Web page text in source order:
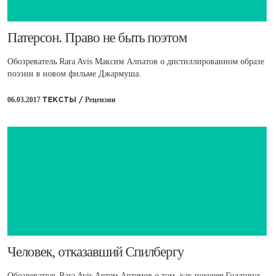
​Патерсон. Право не быть поэтом
Обозреватель Rara Avis Максим Алпатов о дистиллированном образе
поэзии в новом фильме Джармуша.
06.03.2017 ТЕКСТЫ / Рецензии
​Человек, отказавший Спилбергу